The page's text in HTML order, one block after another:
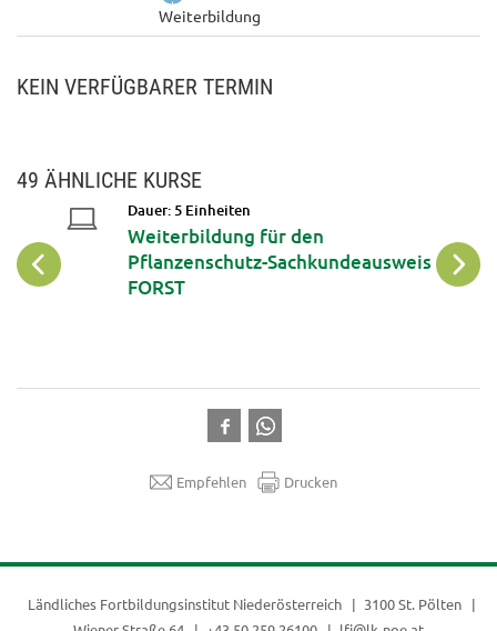
Weiterbildung
KEIN VERFÜGBARER TERMIN
49 ÄHNLICHE KURSE
Dauer: 5 Einheiten
Weiterbildung für den
Pflanzenschutz-Sachkundeausweis
FORST
Empfehlen Drucken
Ländliches Fortbildungsinstitut Niederösterreich
3100 St. Pölten